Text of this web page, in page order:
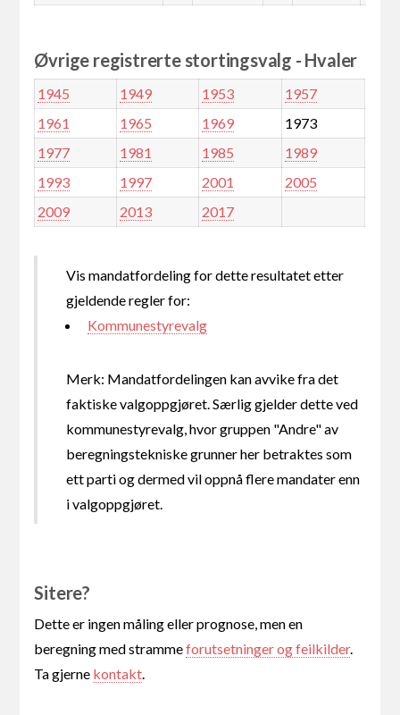
Øvrige registrerte stortingsvalg - Hvaler
1945 1949 1953
1957
1961
1965 1969
1973
1977
1981 1985
1989
1993
1997 2001
2005
2009
2013 2017
Vis mandatfordeling for dette resultatet etter
gjeldende regler for:
Kommunestyrevalg
Merk: Mandatfordelingen kan avvike fra det
faktiske valgoppgjøret. Særlig gjelder dette ved
kommunestyrevalg, hvor gruppen "Andre" av
beregningstekniske grunner her betraktes som
ett parti og dermed vil oppnå flere mandater enn
i valgoppgjøret.
Sitere?
Dette er ingen måling eller prognose, men en
beregning med strammeforutsetninger og feilkilder.
Ta gjerne kontakt.